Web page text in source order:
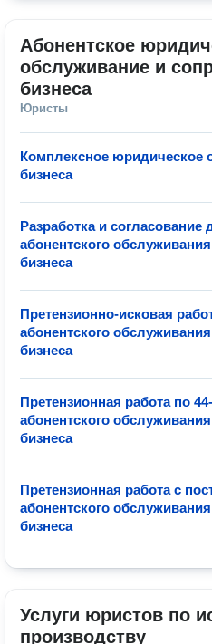
Абонентское
обслуживание и
бизнеса
Юристы
Комплексное юридическое
бизнеса
Разработка и согласование
абонентского
бизнеса
Претензионно-исковая
абонентского
бизнеса
Претензионная работа по
абонентского
бизнеса
Претензионная работа с
абонентского
бизнеса
Услуги юристов по
производству